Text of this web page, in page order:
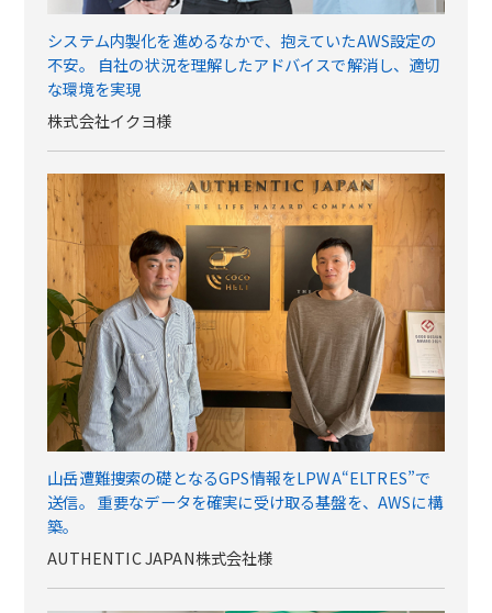
システム内製化を進めるなかで、抱えていたAWS設定の
不安。 自社の状況を理解したアドバイスで解消し、適切
な環境を実現
株式会社イクヨ様
山岳遭難捜索の礎となるGPS情報をLPWA“ELTRES”で
送信。 重要なデータを確実に受け取る基盤を、AWSに構
築。
AUTHENTIC JAPAN株式会社様